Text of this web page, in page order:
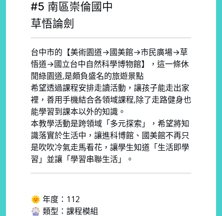
#5 南區崇倫國中
草悟論劍
台中市的【美術園道→國美館→市民廣場→草
悟道→國立台中自然科學博物館】，這一條休
閒綠園道,是頗負盛名的旅遊景點
希望透過課程安排走讀活動，讓孩子能走出家
裡，善用手機結合各領域課程,除了走路健身也
能學習到課本以外的知識。
本教學活動是跨領域「多元探索」，希望將知
識落實於生活中，讓進科博館、國美館不再只
是吹吹冷氣走馬看花，讓學生知道「生活即學
習」並讓「學習串聯生活」。
🌞 年度：112
🎡 類型：課程模組